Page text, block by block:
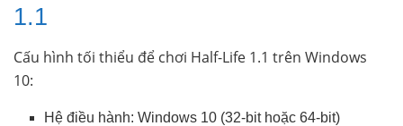
1.1
Cấu hình tối thiểu để chơi Half-Life 1.1 trên Windows
10:
Hệ điều hành: Windows 10 (32-bit hoặc 64-bit)